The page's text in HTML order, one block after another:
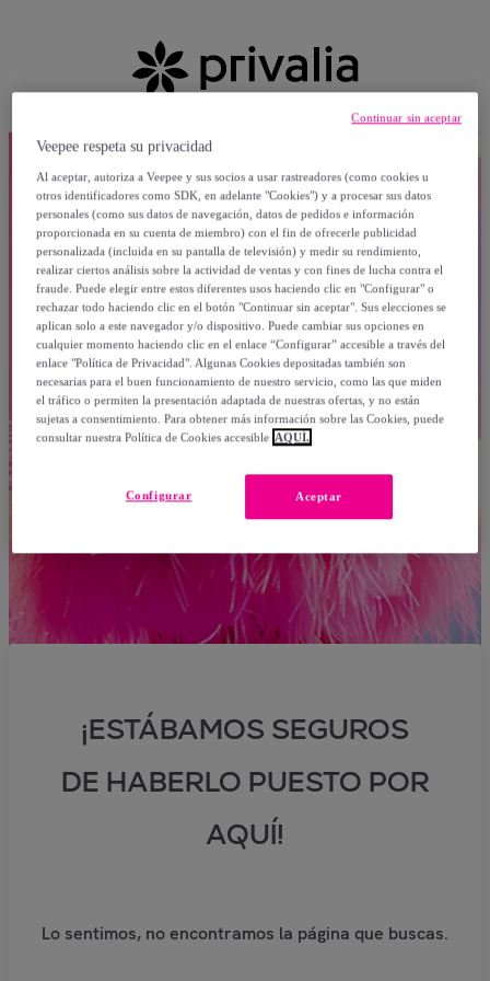
¡ESTÁBAMOS SEGUROS
DE HABERLO PUESTO POR
AQUÍ!
Lo sentimos, no encontramos la página que buscas.
Veepee respeta su privacidad
Al aceptar, autoriza a Veepee y sus socios a usar rastreadores (como cookies u
otros identificadores como SDK, en adelante "Cookies") y a procesar sus datos
personales (como sus datos de navegación, datos de pedidos e información
proporcionada en su cuenta de miembro) con el fin de ofrecerle publicidad
personalizada (incluida en su pantalla de televisión) y medir su rendimiento,
realizar ciertos análisis sobre la actividad de ventas y con fines de lucha contra el
fraude. Puede elegir entre estos diferentes usos haciendo clic en "Configurar" o
rechazar todo haciendo clic en el botón "Continuar sin aceptar". Sus elecciones se
aplican solo a este navegador y/o dispositivo. Puede cambiar sus opciones en
cualquier momento haciendo clic en el enlace “Configurar” accesible a través del
enlace "Política de Privacidad". Algunas Cookies depositadas también son
necesarias para el buen funcionamiento de nuestro servicio, como las que miden
el tráfico o permiten la presentación adaptada de nuestras ofertas, y no están
sujetas a consentimiento. Para obtener más información sobre las Cookies, puede
consultar nuestra Política de Cookies accesible AQUÍ.
Aceptar
Configurar
Continuar sin aceptar